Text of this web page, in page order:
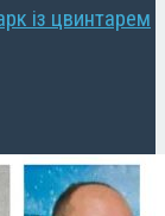
із цвинтарем